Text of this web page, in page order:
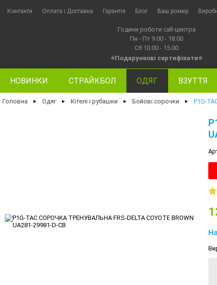
Контакти Оплата i Доставка Гарантія Блог Ваш розмір
Години роботи call-центра
Пн - Пт 9.00 - 18.00
Сб 10.00 - 15.00
⭐Подарункові сертифікати⭐
НОВИНКИ СТРАЙКБОЛ ОДЯГ ВЗУТТЯ
Головна ► Одяг ► Кітелі і рубашки ► Бойові сорочки ► P1G-